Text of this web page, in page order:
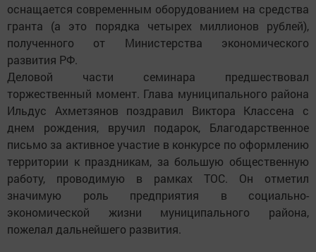
оснащается современным оборудованием на средства
гранта (а это порядка четырех миллионов рублей),
полученного от Министерства экономического
развития РФ.
Деловой части семинара предшествовал
торжественный момент. Глава муниципального района
Ильдус Ахметзянов поздравил Виктора Классена с
днем рождения, вручил подарок, Благодарственное
письмо за активное участие в конкурсе по оформлению
территории к праздникам, за большую общественную
работу, проводимую в рамках ТОС. Он отметил
значимую роль предприятия в социально-
экономической жизни муниципального района,
пожелал дальнейшего развития.